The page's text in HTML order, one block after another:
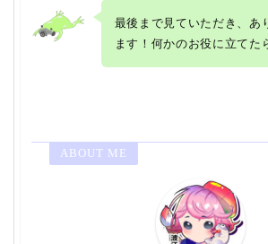
最後まで見ていただき、あ
ます！何かのお役に立てた
ABOUT ME